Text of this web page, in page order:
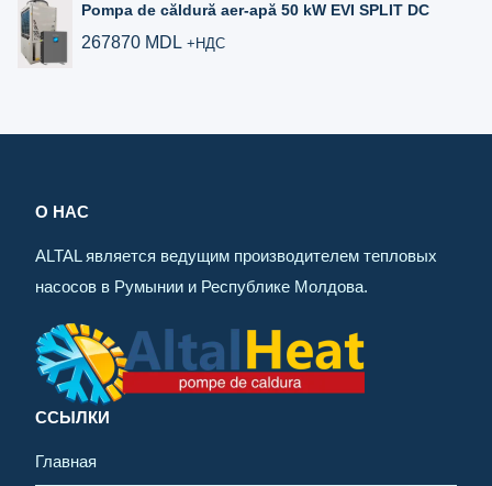
Pompa de căldură aer‑apă 50 kW EVI SPLIT DC
267870 MDL +НДС
О НАС
ALTAL является ведущим производителем тепловых
насосов в Румынии и Республике Молдова.
ССЫЛКИ
Главная